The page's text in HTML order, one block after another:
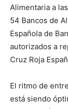
Alimentaria a
54 Bancos de
Española de
autorizados a
Cruz Roja
El ritmo de
está siendo